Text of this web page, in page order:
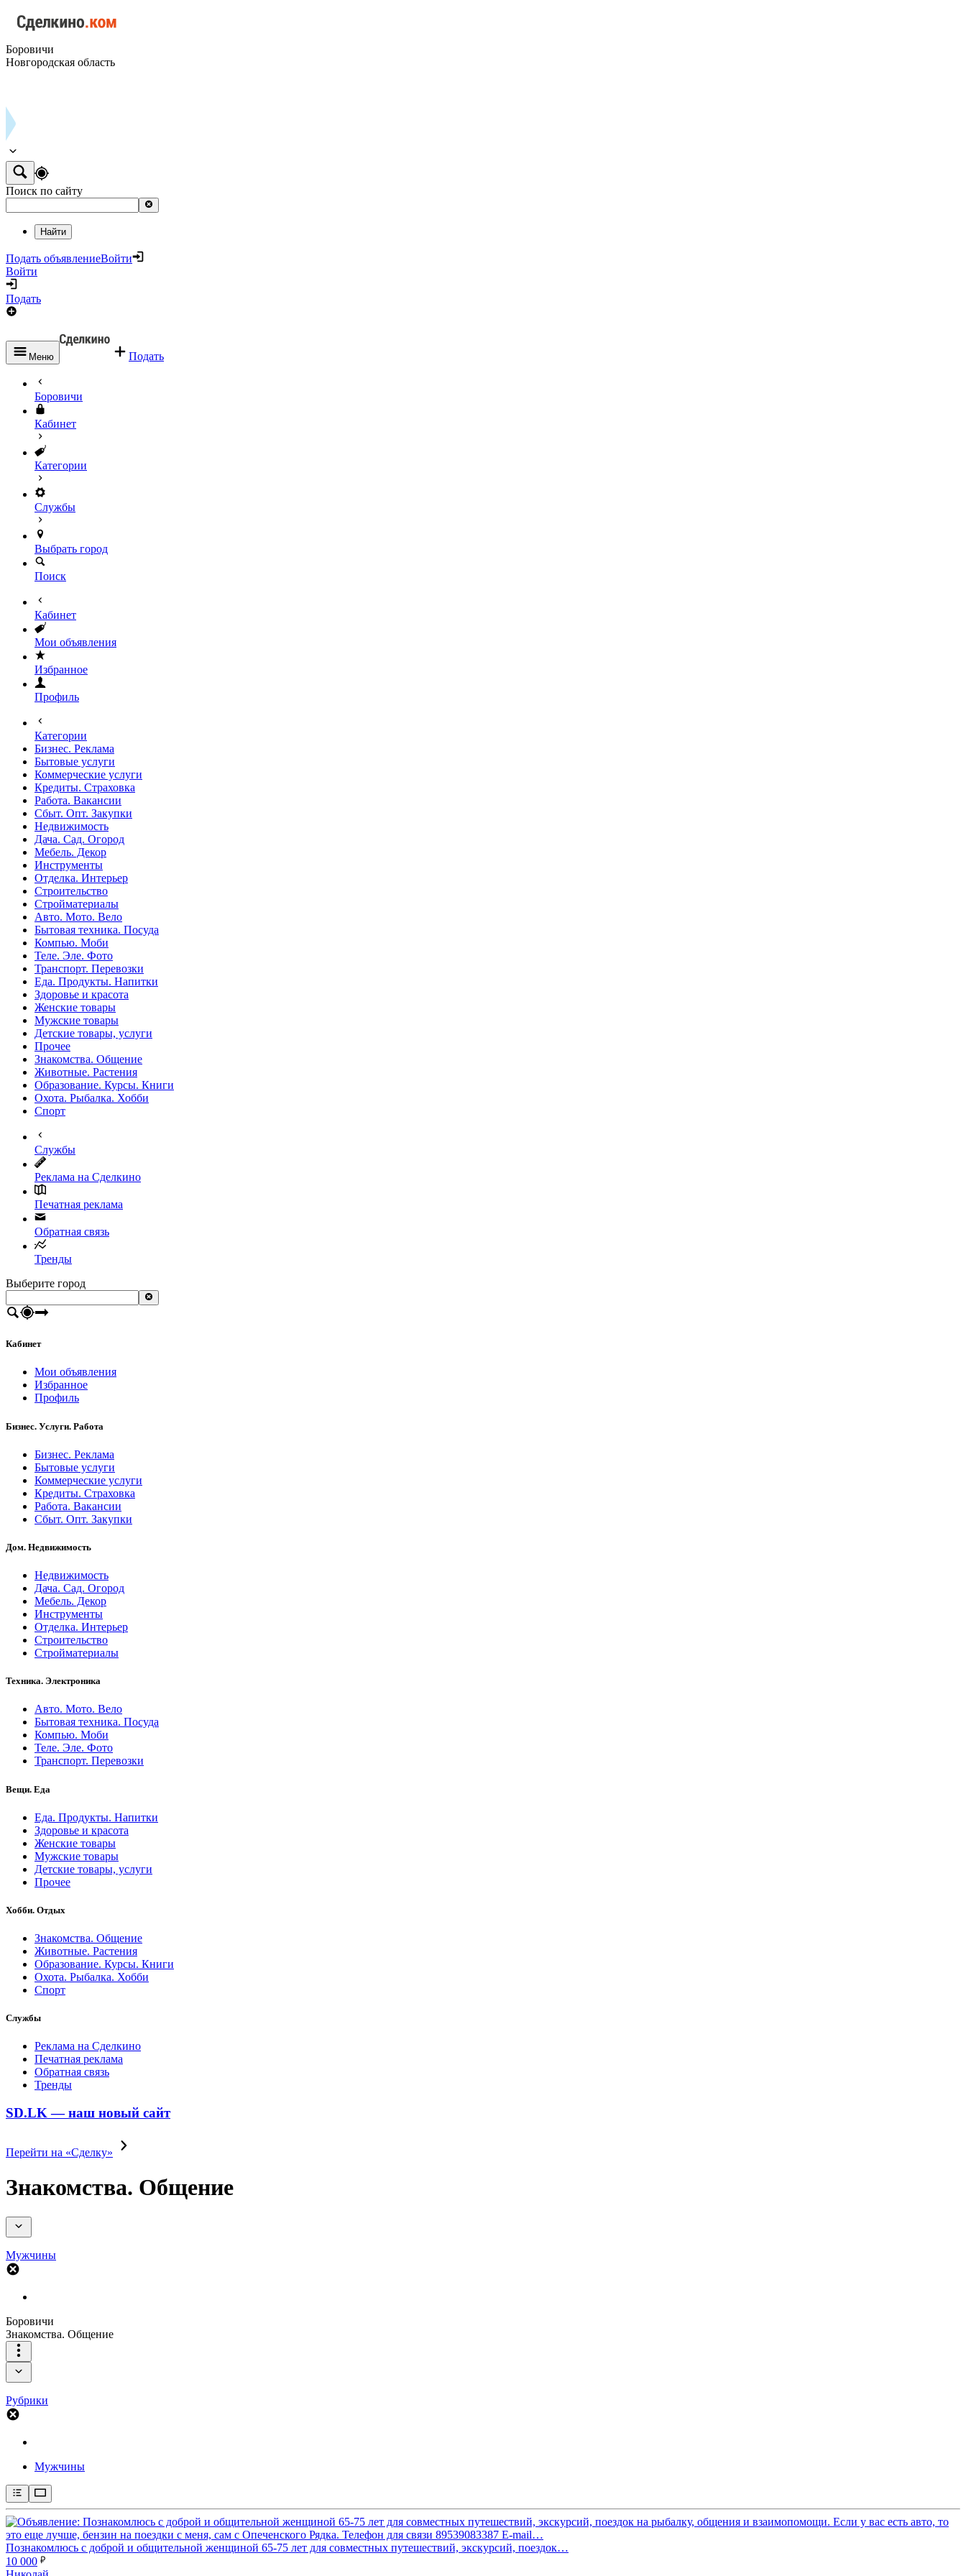
Боровичи
Новгородская область
Поиск по сайту
Найти
Подать объявлениеВойти
Войти
Подать
Меню Подать
Боровичи
Кабинет
Категории
Службы
Выбрать город
Поиск
Кабинет
Мои объявления
Избранное
Профиль
Категории
Бизнес. Реклама
Бытовые услуги
Коммерческие услуги
Кредиты. Страховка
Работа. Вакансии
Сбыт. Опт. Закупки
Недвижимость
Дача. Сад. Огород
Мебель. Декор
Инструменты
Отделка. Интерьер
Строительство
Стройматериалы
Авто. Мото. Вело
Бытовая техника. Посуда
Компью. Моби
Теле. Эле. Фото
Транспорт. Перевозки
Еда. Продукты. Напитки
Здоровье и красота
Женские товары
Мужские товары
Детские товары, услуги
Прочее
Знакомства. Общение
Животные. Растения
Образование. Курсы. Книги
Охота. Рыбалка. Хобби
Спорт
Службы
Реклама на Сделкино
Печатная реклама
Обратная связь
Тренды
Выберите город
Кабинет
Мои объявления
Избранное
Профиль
Бизнес. Услуги. Работа
Бизнес. Реклама
Бытовые услуги
Коммерческие услуги
Кредиты. Страховка
Работа. Вакансии
Сбыт. Опт. Закупки
Дом. Недвижимость
Недвижимость
Дача. Сад. Огород
Мебель. Декор
Инструменты
Отделка. Интерьер
Строительство
Стройматериалы
Техника. Электроника
Авто. Мото. Вело
Бытовая техника. Посуда
Компью. Моби
Теле. Эле. Фото
Транспорт. Перевозки
Вещи. Еда
Еда. Продукты. Напитки
Здоровье и красота
Женские товары
Мужские товары
Детские товары, услуги
Прочее
Хобби. Отдых
Знакомства. Общение
Животные. Растения
Образование. Курсы. Книги
Охота. Рыбалка. Хобби
Спорт
Службы
Реклама на Сделкино
Печатная реклама
Обратная связь
Тренды
SD.LK — наш новый сайт
Перейти на «Сделку»
Знакомства. Общение
Мужчины
Боровичи
Знакомства. Общение
Рубрики
Мужчины
Познакомлюсь с доброй и общительной женщиной 65-75 лет для совместных путешествий, экcкурсий, поездок…
10 000